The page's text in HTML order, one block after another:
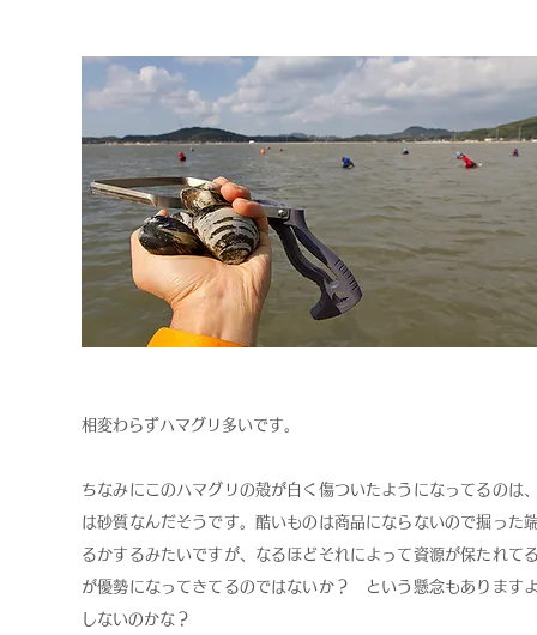
相変わらずハマグリ多いです。
ちなみにこのハマグリの殻が白く傷ついたようになってるの
は砂質なんだそうです。酷いものは商品にならないので掘っ
るかするみたいですが、なるほどそれによって資源が保たれ
が優勢になってきてるのではないか？ という懸念もあります
しないのかな？